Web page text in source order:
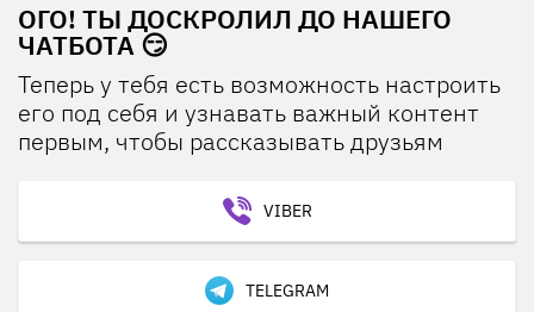
ОГО! ТЫ ДОСКРОЛИЛ ДО НАШЕГО
ЧАТБОТА 😏
Теперь у тебя есть возможность настроить
его под себя и узнавать важный контент
первым, чтобы рассказывать друзьям
VIBER
TELEGRAM